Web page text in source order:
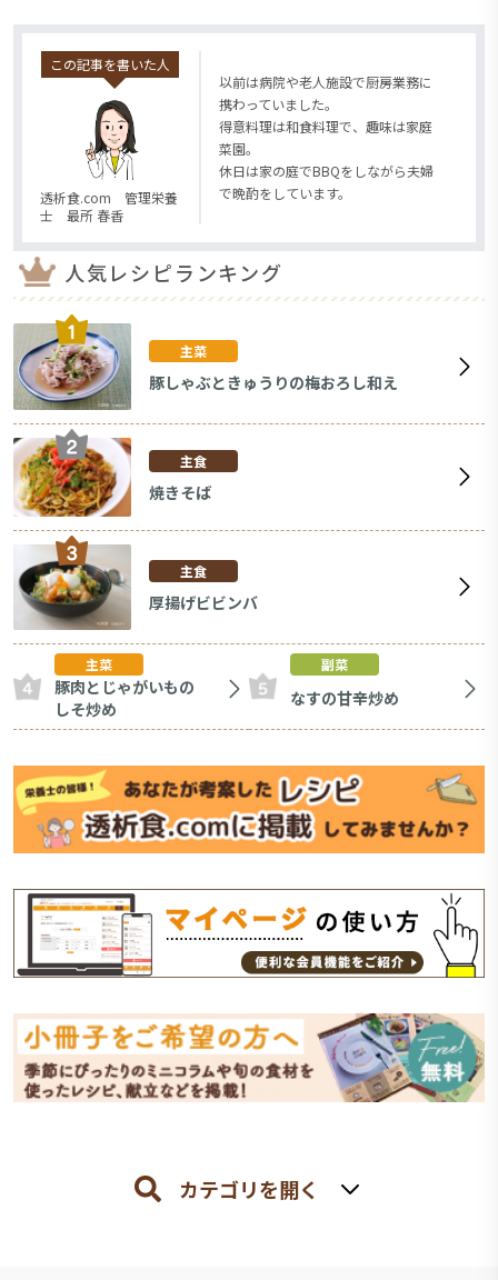
この記事を書いた人
透析食.com 管理栄養
士 最所 春香
以前は病院や老人施設で厨房業務に
携わっていました。
得意料理は和食料理で、趣味は家庭
菜園。
休日は家の庭でBBQをしながら夫婦
で晩酌をしています。
人気レシピランキング
主菜
豚しゃぶときゅうりの梅おろし和え
主食
焼きそば
主食
厚揚げビビンバ
主菜
豚肉とじゃがいもの
しそ炒め
副菜
なすの甘辛炒め
カテゴリを開く